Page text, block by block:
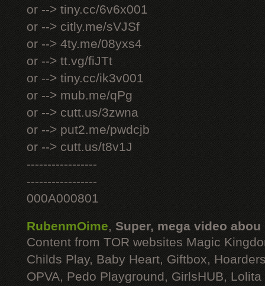
or --> tiny.cc/6v6x001
or --> citly.me/sVJSf
or --> 4ty.me/08yxs4
or --> tt.vg/fiJTt
or --> tiny.cc/ik3v001
or --> mub.me/qPg
or --> cutt.us/3zwna
or --> put2.me/pwdcjb
or --> cutt.us/t8v1J
-----------------
-----------------
000A000801
RubenmOime, Super, mega video abou
Content from TOR websites Magic
Childs Play, Baby Heart, Giftbox,
OPVA, Pedo Playground, GirlsHUB, Lolita